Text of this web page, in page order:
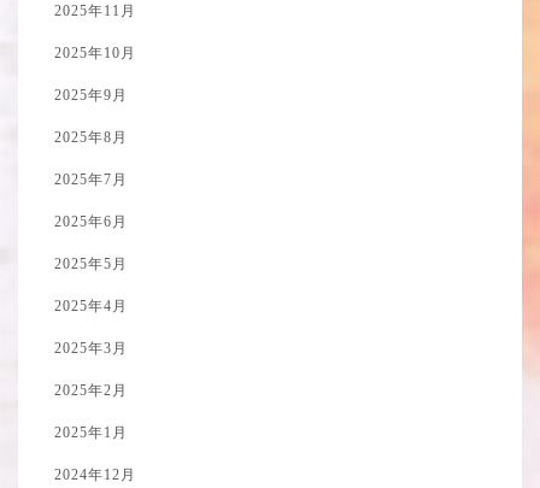
2025年11月
2025年10月
2025年9月
2025年8月
2025年7月
2025年6月
2025年5月
2025年4月
2025年3月
2025年2月
2025年1月
2024年12月